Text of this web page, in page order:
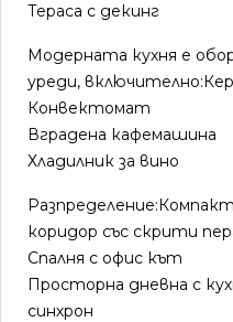
Тераса с декинг
Модерната кухня е
уреди,
Конвектомат
Вградена кафемашина
Хладилник за вино
коридор със скрити
Спалня с офис кът
Просторна дневна с
синхрон